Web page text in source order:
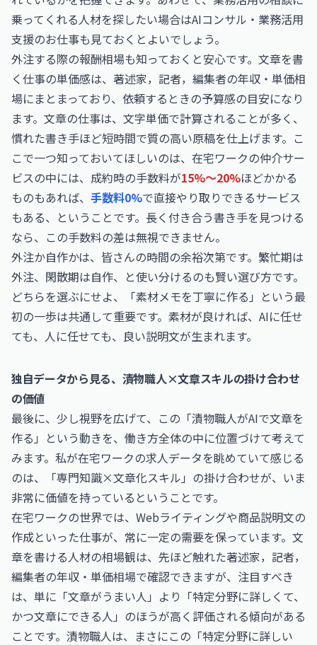
乗ってくれる人材を探したい場合はAIコンサル・業務活用
支援のお仕事も見ておくとよいでしょう。
外注する際の報酬相場も知っておくと安心です。文章を書
く仕事の単価感は、 著述家，記者，編集者の年収・単価相
場にまとまっており、依頼するときの予算感の目安になり
ます。文章の仕事は、文字単価で計算されることが多く、
慣れた書き手ほど短時間で質の高い原稿を仕上げます。こ
こで一つ知っておいてほしいのは、在宅ワークの仲介サー
ビスの中には、成約時の手数料が15%〜20%ほどかかる
ものもあれば、 手数料0%で直接やり取りできるサービス
もある、ということです。長く付き合う書き手を見つける
なら、この手数料の差は無視できません。
外注か自作かは、皆さんの時間の余裕次第です。繁忙期は
外注、閑散期は自作、と使い分けるのも賢い選び方です。
どちらを選ぶにせよ、「素材メモを丁寧に作る」という最
初の一歩は共通して重要です。素材が良ければ、AIに任せ
ても、人に任せても、良い説明文が生まれます。
独自データから見る、漬物職人×文章スキルの掛け合わせ
の価値
最後に、少し視野を広げて、この「漬物職人がAIで文章を
作る」という動きを、働き方全体の中に位置づけて考えて
みます。私が在宅ワークの求人データを眺めていて感じる
のは、「専門知識×文章化スキル」の掛け合わせが、いま
非常に価値を持っているということです。
在宅ワークの世界では、Webライティングや商品説明文の
作成といった仕事が、常に一定の需要を保っています。文
章を書ける人材の相場観は、先ほど触れた著述家，記者，
編集者の年収・単価相場で確認できますが、注目すべき
は、単に「文章がうまい人」より「特定分野に詳しくて、
かつ文章にできる人」のほうが高く評価される傾向がある
ことです。漬物職人は、まさにこの「特定分野に詳しい